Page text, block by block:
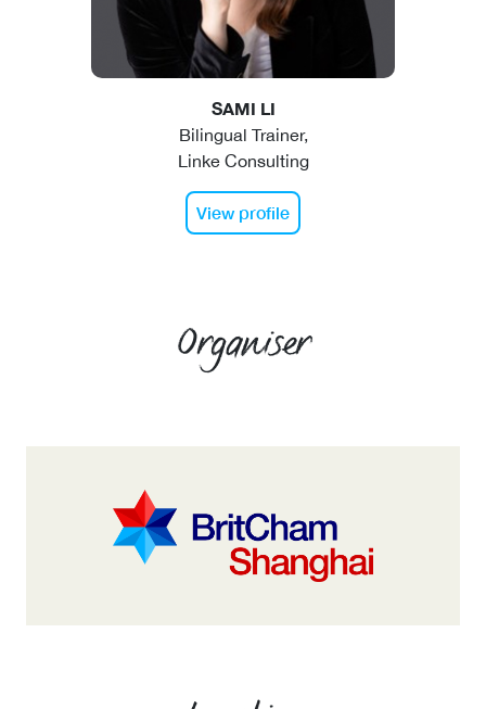
SAMI LI
Bilingual Trainer,
Linke Consulting
View profile
Organiser